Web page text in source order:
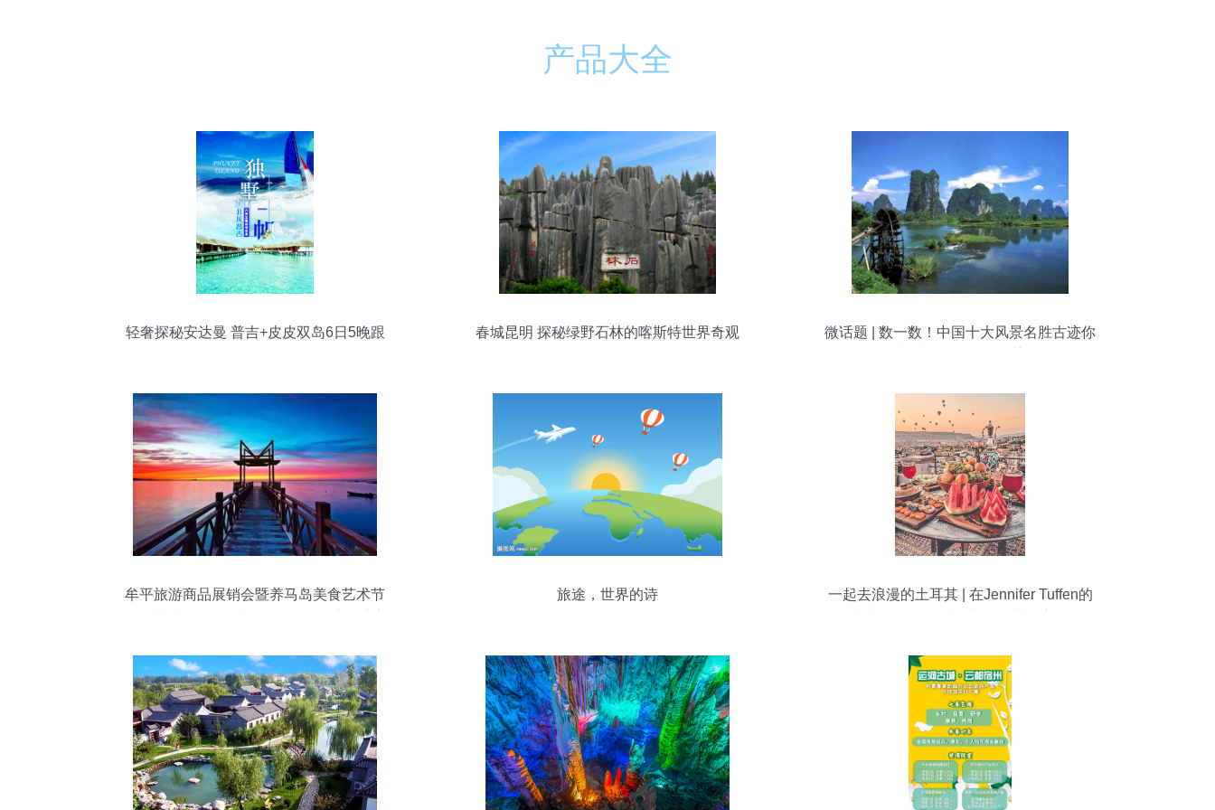
产品大全
轻奢探秘安达曼 普吉+皮皮双岛6日5晚跟
春城昆明 探秘绿野石林的喀斯特世界奇观
微话题 | 数一数！中国十大风景名胜古迹你
牟平旅游商品展销会暨养马岛美食艺术节
旅途，世界的诗
一起去浪漫的土耳其 | 在Jennifer Tuffen的